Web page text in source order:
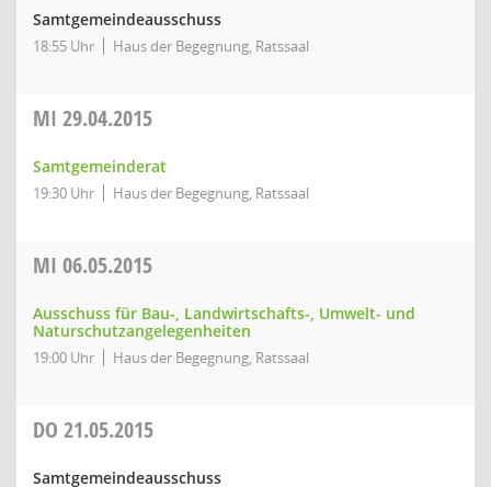
Samtgemeindeausschuss
18:55 Uhr Haus der Begegnung, Ratssaal
MI 29.04.2015
Samtgemeinderat
19:30 Uhr Haus der Begegnung, Ratssaal
MI 06.05.2015
Ausschuss für Bau-, Landwirtschafts-, Umwelt- und
Naturschutzangelegenheiten
19:00 Uhr Haus der Begegnung, Ratssaal
DO 21.05.2015
Samtgemeindeausschuss